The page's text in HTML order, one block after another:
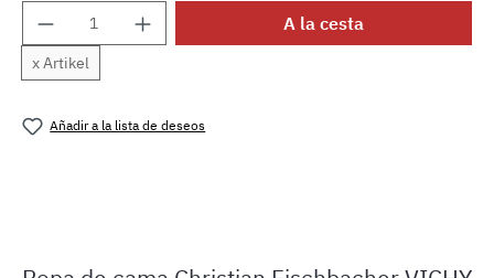
Cantidad del producto: introduce la
x Artikel
A la cesta
Añadir a la lista de deseos